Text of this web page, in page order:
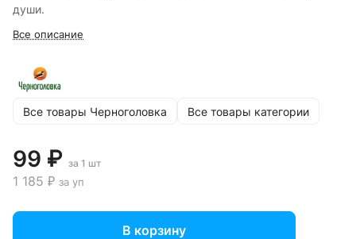
души.
Все описание
Все товары Черноголовка Все товары категории
99 ₽ за 1 шт
1 185 ₽ за уп
В корзину